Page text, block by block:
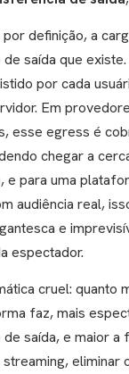
definição, a
saída que existe.
por cada
Em
esse egress é
chegar a
e para uma
audiência real,
e
espectador.
cruel: quanto
faz, mais
saída, e maior a
eliminar